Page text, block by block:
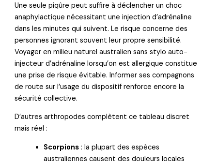
Une seule piqûre peut suffire à déclencher un choc
anaphylactique nécessitant une injection d’adrénaline
dans les minutes qui suivent. Le risque concerne des
personnes ignorant souvent leur propre sensibilité.
Voyager en milieu naturel australien sans stylo auto-
injecteur d’adrénaline lorsqu’on est allergique constitue
une prise de risque évitable. Informer ses compagnons
de route sur l’usage du dispositif renforce encore la
sécurité collective.
D’autres arthropodes complètent ce tableau discret
mais réel :
Scorpions : la plupart des espèces
australiennes causent des douleurs locales